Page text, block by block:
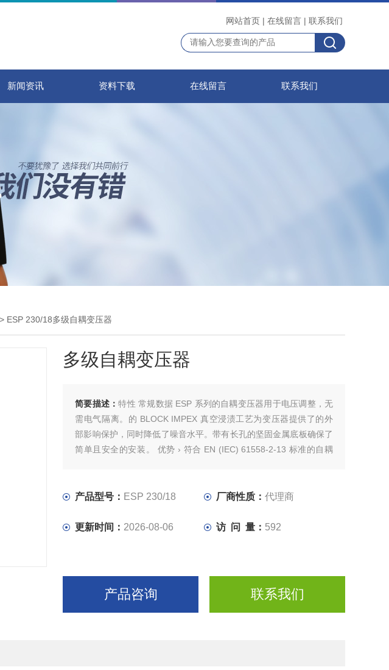
网站首页 | 在线留言 | 联系我们
新闻资讯 资料下载 在线留言 联系我们
> ESP 230/18多级自耦变压器
多级自耦变压器
简要描述：特性 常规数据 ESP 系列的自耦变压器用于电压调整，无
需电气隔离。的 BLOCK IMPEX 真空浸渍工艺为变压器提供了的外
部影响保护，同时降低了噪音水平。带有长孔的坚固金属底板确保了
简单且安全的安装。 优势 › 符合 EN (IEC) 61558-2-13 标准的自耦
摸保护
产品型号： ESP 230/18 厂商性质：代理商
更新时间： 2026-08-06 访 问 量： 592
产品咨询 联系我们